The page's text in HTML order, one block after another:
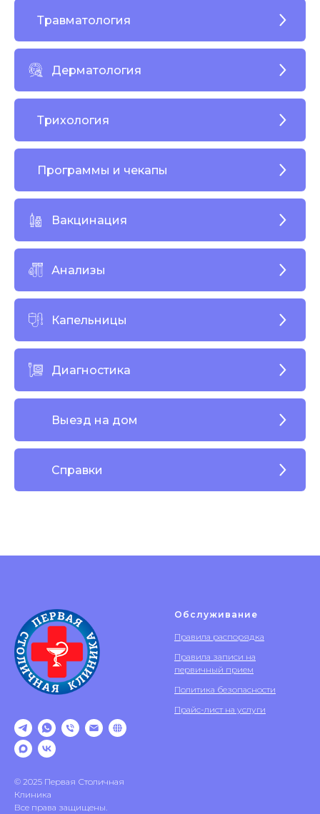
Травматология
Дерматология
Трихология
Программы и чекапы
Вакцинация
Анализы
Капельницы
Диагностика
Выезд на дом
Справки
© 2025 Первая Столичная
Клиника
Все права защищены.
Обслуживание
Правила распорядка
Правила записи на
первичный прием
Политика безопасности
Прайс-лист на услуги